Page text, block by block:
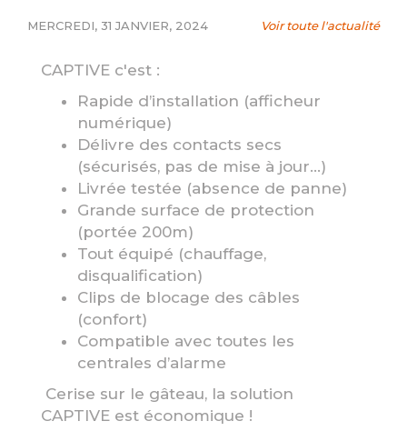
MERCREDI, 31 JANVIER, 2024 Voir toute l'actualité
CAPTIVE c'est :
Rapide d’installation (afficheur
numérique)
Délivre des contacts secs
(sécurisés, pas de mise à jour…)
Livrée testée (absence de panne)
Grande surface de protection
(portée 200m)
Tout équipé (chauffage,
disqualification)
Clips de blocage des câbles
(confort)
Compatible avec toutes les
centrales d’alarme
Cerise sur le gâteau, la solution
CAPTIVE est économique !